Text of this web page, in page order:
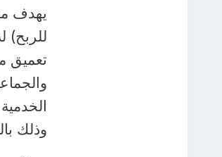
يهدف
للربح)
تعميق
وذلك